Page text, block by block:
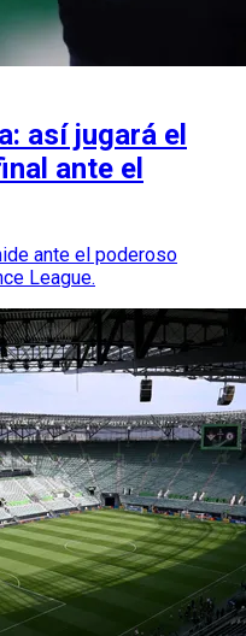
así jugará el
ante el
ante el poderoso
League.